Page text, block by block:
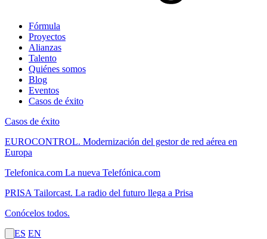
Fórmula
Proyectos
Alianzas
Talento
Quiénes somos
Blog
Eventos
Casos de éxito
Casos de éxito
EUROCONTROL. Modernización del gestor de red aérea en
Europa
Telefonica.com La nueva Telefónica.com
PRISA Tailorcast. La radio del futuro llega a Prisa
Conócelos todos.
ES EN